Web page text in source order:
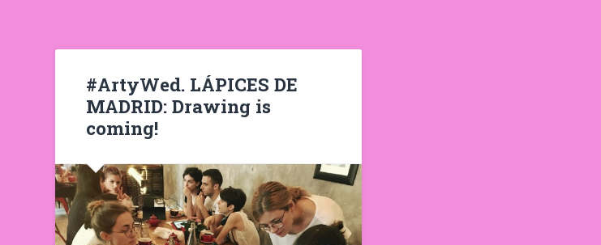
#ArtyWed. LÁPICES DE
MADRID: Drawing is
coming!